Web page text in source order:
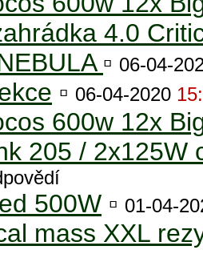
4.0
▫ 06-04-
▫ 06-04-2020
600w 12x
205 / 2x125W
500W ▫ 01-04-
mass XXL